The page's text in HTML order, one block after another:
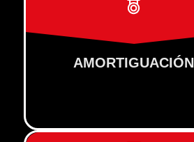
AMORTIGUACIÓN